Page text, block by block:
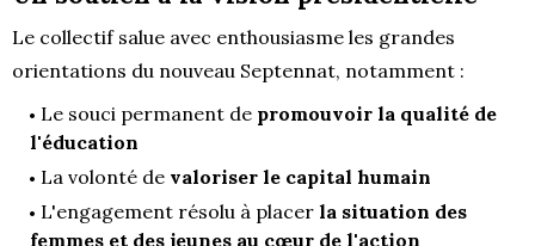
Le collectif salue avec enthousiasme les grandes
orientations du nouveau Septennat, notamment :
Le souci permanent de promouvoir la qualité de
l'éducation
La volonté de valoriser le capital humain
L'engagement résolu à placer la situation des
femmes et des jeunes au cœur de l'action